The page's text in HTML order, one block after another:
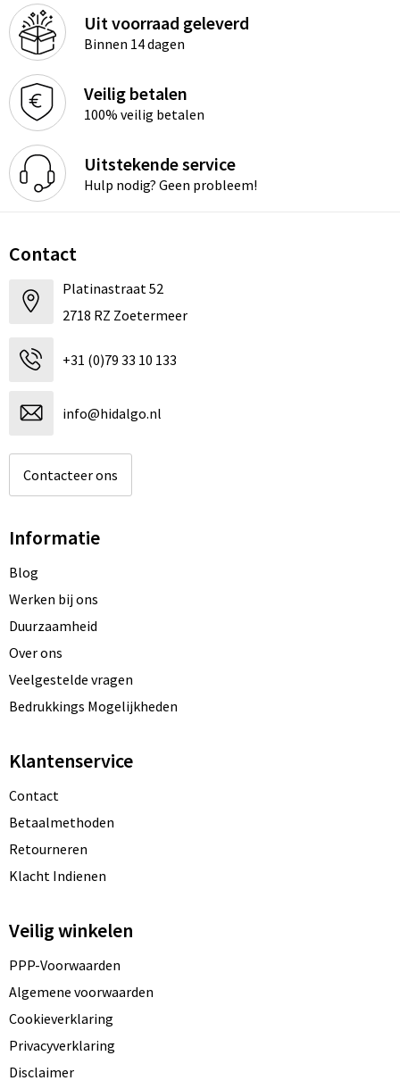
Uit voorraad geleverd
Binnen 14 dagen
Veilig betalen
100% veilig betalen
Uitstekende service
Hulp nodig? Geen probleem!
Contact
Platinastraat 52
2718 RZ Zoetermeer
+31 (0)79 33 10 133
info@hidalgo.nl
Contacteer ons
Informatie
Blog
Werken bij ons
Duurzaamheid
Over ons
Veelgestelde vragen
Bedrukkings Mogelijkheden
Klantenservice
Contact
Betaalmethoden
Retourneren
Klacht Indienen
Veilig winkelen
PPP-Voorwaarden
Algemene voorwaarden
Cookieverklaring
Privacyverklaring
Disclaimer